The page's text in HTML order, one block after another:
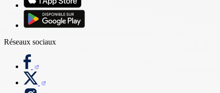
Réseaux sociaux